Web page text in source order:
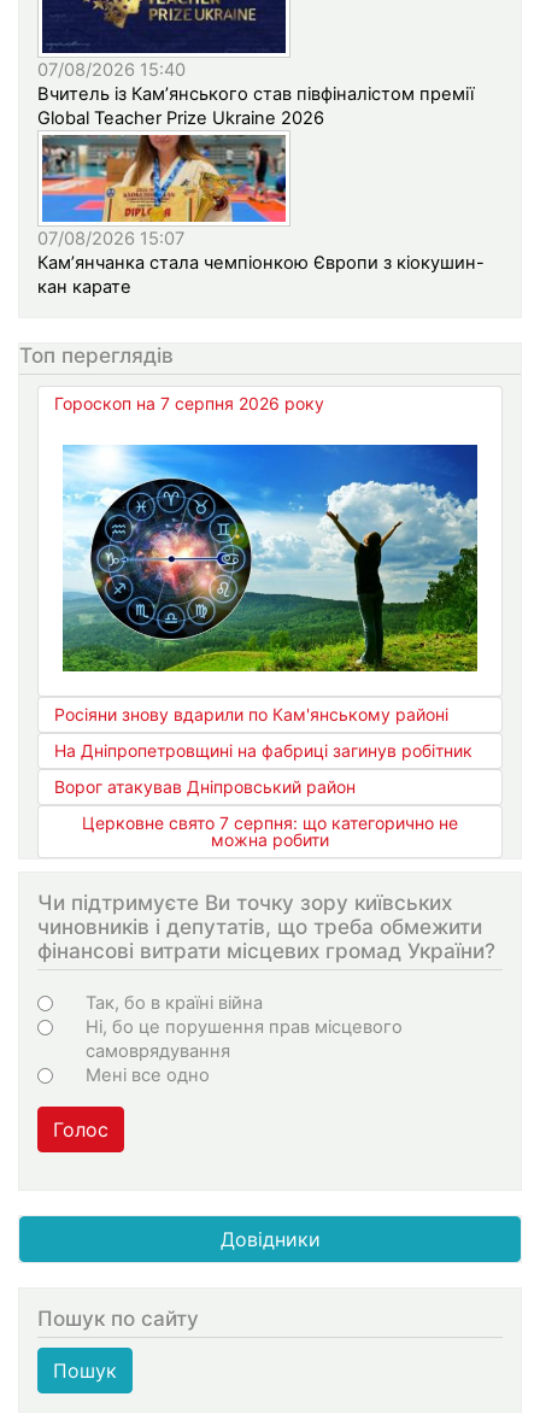
07/08/2026 15:40
Вчитель із Кам’янського став півфіналістом премії
Global Teacher Prize Ukraine 2026
07/08/2026 15:07
Кам’янчанка стала чемпіонкою Європи з кіокушин-
кан карате
Топ переглядів
Гороскоп на 7 серпня 2026 року
Росіяни знову вдарили по Кам'янському районі
На Дніпропетровщині на фабриці загинув робітник
Ворог атакував Дніпровський район
Церковне свято 7 серпня: що категорично не
можна робити
Чи підтримуєте Ви точку зору київських
чиновників і депутатів, що треба обмежити
фінансові витрати місцевих громад України?
Choices
Так, бо в країні війна
Ні, бо це порушення прав місцевого
самоврядування
Мені все одно
Голос
Довідники
Пошук по сайту
Пошук